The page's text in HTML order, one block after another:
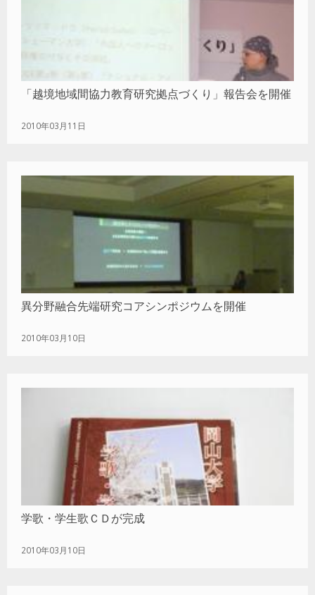
「越境地域間協力教育研究拠点づくり」報告会を開催
2010年03月11日
異分野融合先端研究コアシンポジウムを開催
2010年03月10日
学歌・学生歌ＣＤが完成
2010年03月10日